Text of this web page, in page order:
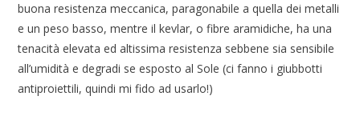
buona resistenza meccanica, paragonabile a quella dei metalli
e un peso basso, mentre il kevlar, o fibre aramidiche, ha una
tenacità elevata ed altissima resistenza sebbene sia sensibile
all’umidità e degradi se esposto al Sole (ci fanno i giubbotti
antiproiettili, quindi mi fido ad usarlo!)